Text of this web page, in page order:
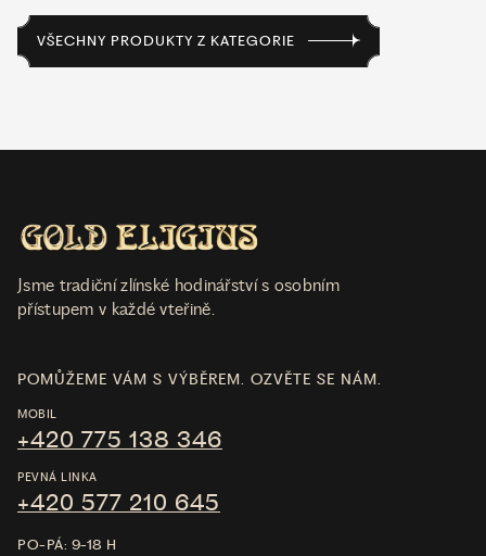
VŠECHNY PRODUKTY Z KATEGORIE
Jsme tradiční zlínské hodinářství s osobním
přístupem v každé vteřině.
POMŮŽEME VÁM S VÝBĚREM. OZVĚTE SE NÁM.
MOBIL
+420 775 138 346
PEVNÁ LINKA
+420 577 210 645
PO-PÁ: 9-18 H